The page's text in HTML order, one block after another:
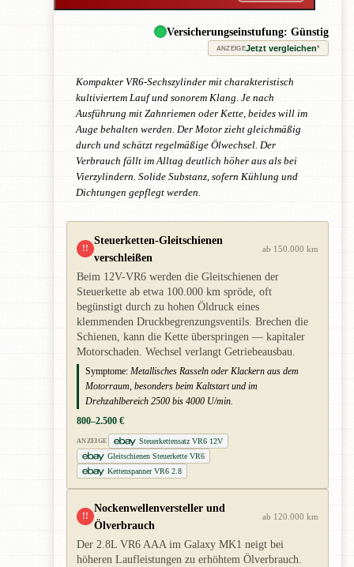
Versicherungseinstufung: Günstig
ANZEIGEJetzt vergleichen*
Kompakter VR6-Sechszylinder mit charakteristisch
kultiviertem Lauf und sonorem Klang. Je nach
Ausführung mit Zahnriemen oder Kette, beides will im
Auge behalten werden. Der Motor zieht gleichmäßig
durch und schätzt regelmäßige Ölwechsel. Der
Verbrauch fällt im Alltag deutlich höher aus als bei
Vierzylindern. Solide Substanz, sofern Kühlung und
Dichtungen gepflegt werden.
!!
Steuerketten-Gleitschienen
verschleißen
ab 150.000 km
Beim 12V-VR6 werden die Gleitschienen der
Steuerkette ab etwa 100.000 km spröde, oft
begünstigt durch zu hohen Öldruck eines
klemmenden Druckbegrenzungsventils. Brechen die
Schienen, kann die Kette überspringen — kapitaler
Motorschaden. Wechsel verlangt Getriebeausbau.
Symptome: Metallisches Rasseln oder Klackern aus dem
Motorraum, besonders beim Kaltstart und im
Drehzahlbereich 2500 bis 4000 U/min.
800–2.500 €
ANZEIGE
Steuerkettensatz VR6 12V
Gleitschienen Steuerkette VR6
Kettenspanner VR6 2.8
!!
Nockenwellenversteller und
Ölverbrauch
ab 120.000 km
Der 2.8L VR6 AAA im Galaxy MK1 neigt bei
höheren Laufleistungen zu erhöhtem Ölverbrauch.